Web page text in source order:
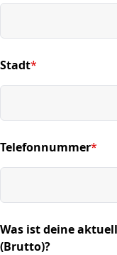
Stadt*
(required)
Telefonnummer*
(required)
Was ist deine
(Brutto)?
(required)